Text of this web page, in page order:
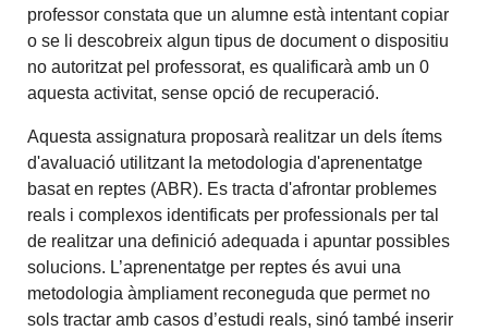
professor constata que un alumne està intentant copiar
o se li descobreix algun tipus de document o dispositiu
no autoritzat pel professorat, es qualificarà amb un 0
aquesta activitat, sense opció de recuperació.
Aquesta assignatura proposarà realitzar un dels ítems
d'avaluació utilitzant la metodologia d'aprenentatge
basat en reptes (ABR). Es tracta d'afrontar problemes
reals i complexos identificats per professionals per tal
de realitzar una definició adequada i apuntar possibles
solucions. L’aprenentatge per reptes és avui una
metodologia àmpliament reconeguda que permet no
sols tractar amb casos d’estudi reals, sinó també inserir